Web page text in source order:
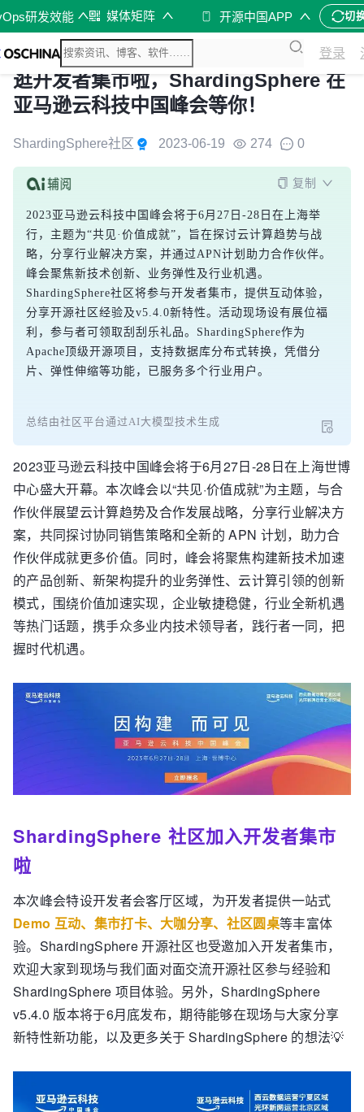
研发效能 媒体矩阵 开源中国APP 切
登录
逛开发者集市啦，ShardingSphere 在
亚马逊云科技中国峰会等你！
ShardingSphere社区 2023-06-19 274 0
复制
2023亚马逊云科技中国峰会将于6月27日-28日在上海举
行，主题为“共见·价值成就”，旨在探讨云计算趋势与战
略，分享行业解决方案，并通过APN计划助力合作伙伴。
峰会聚焦新技术创新、业务弹性及行业机遇。
ShardingSphere社区将参与开发者集市，提供互动体验，
分享开源社区经验及v5.4.0新特性。活动现场设有展位福
利，参与者可领取刮刮乐礼品。ShardingSphere作为
Apache顶级开源项目，支持数据库分布式转换，凭借分
片、弹性伸缩等功能，已服务多个行业用户。
总结由社区平台通过AI大模型技术生成
2023亚马逊云科技中国峰会将于6月27日-28日在上海世博
中心盛大开幕。本次峰会以“共见·价值成就”为主题，与合
作伙伴展望云计算趋势及合作发展战略，分享行业解决方
案，共同探讨协同销售策略和全新的 APN 计划，助力合
作伙伴成就更多价值。同时，峰会将聚焦构建新技术加速
的产品创新、新架构提升的业务弹性、云计算引领的创新
模式，围绕价值加速实现，企业敏捷稳健，行业全新机遇
等热门话题，携手众多业内技术领导者，践行者一同，把
握时代机遇。
ShardingSphere 社区加入开发者集市
啦
本次峰会特设开发者会客厅区域，为开发者提供一站式
Demo 互动、集市打卡、大咖分享、社区圆桌等丰富体
验。ShardingSphere 开源社区也受邀加入开发者集市，
欢迎大家到现场与我们面对面交流开源社区参与经验和
ShardingSphere 项目体验。另外，ShardingSphere
v5.4.0 版本将于6月底发布，期待能够在现场与大家分享
新特性新功能，以及更多关于 ShardingSphere 的想法💡